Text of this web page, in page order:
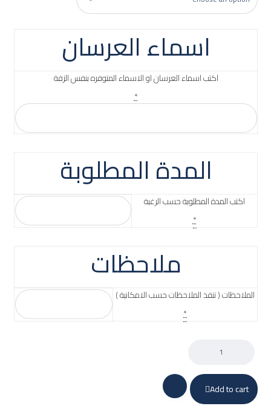
اسماء العرسان
اكتب اسماء العرسان او الاسماء المتوفره بنفس الزفة
*
المدة المطلوبة
اكتب المدة المطلوبة حسب الرغبة
*
ملاحظات
الملاحظات ( تنفذ الملاحظات حسب الامكانية )
*
Add to cart